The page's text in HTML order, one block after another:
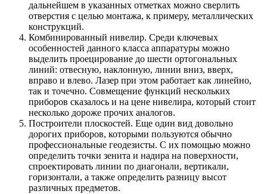
дальнейшем в указанных отметках можно сверлить
отверстия с целью монтажа, к примеру, металлических
конструкций.
Комбинированный нивелир. Среди ключевых
особенностей данного класса аппаратуры можно
выделить проецирование до шести ортогональных
линий: отвесную, наклонную, линии вниз, вверх,
вправо и влево. Лазер при этом работает как линейно,
так и точечно. Совмещение функций нескольких
приборов сказалось и на цене нивелира, который стоит
несколько дороже прочих аналогов.
Построители плоскостей. Еще один вид довольно
дорогих приборов, которыми пользуются обычно
профессиональные геодезисты. С их помощью можно
определить точки зенита и надира на поверхности,
спроектировать линии по диагонали, вертикали,
горизонтали, а также определить разницу высот
различных предметов.